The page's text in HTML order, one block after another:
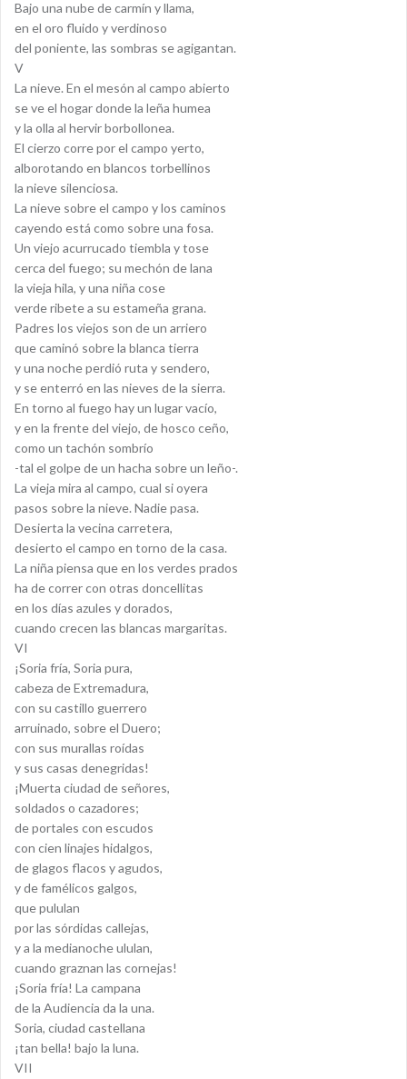
Bajo una nube de carmín y llama,
en el oro fluido y verdinoso
del poniente, las sombras se agigantan.
V
La nieve. En el mesón al campo abierto
se ve el hogar donde la leña humea
y la olla al hervir borbollonea.
El cierzo corre por el campo yerto,
alborotando en blancos torbellinos
la nieve silenciosa.
La nieve sobre el campo y los caminos
cayendo está como sobre una fosa.
Un viejo acurrucado tiembla y tose
cerca del fuego; su mechón de lana
la vieja hila, y una niña cose
verde ribete a su estameña grana.
Padres los viejos son de un arriero
que caminó sobre la blanca tierra
y una noche perdió ruta y sendero,
y se enterró en las nieves de la sierra.
En torno al fuego hay un lugar vacío,
y en la frente del viejo, de hosco ceño,
como un tachón sombrío
-tal el golpe de un hacha sobre un leño-.
La vieja mira al campo, cual si oyera
pasos sobre la nieve. Nadie pasa.
Desierta la vecina carretera,
desierto el campo en torno de la casa.
La niña piensa que en los verdes prados
ha de correr con otras doncellitas
en los días azules y dorados,
cuando crecen las blancas margaritas.
VI
¡Soria fría, Soria pura,
cabeza de Extremadura,
con su castillo guerrero
arruinado, sobre el Duero;
con sus murallas roídas
y sus casas denegridas!
¡Muerta ciudad de señores,
soldados o cazadores;
de portales con escudos
con cien linajes hidalgos,
de glagos flacos y agudos,
y de famélicos galgos,
que pululan
por las sórdidas callejas,
y a la medianoche ululan,
cuando graznan las cornejas!
¡Soria fría! La campana
de la Audiencia da la una.
Soria, ciudad castellana
¡tan bella! bajo la luna.
VII